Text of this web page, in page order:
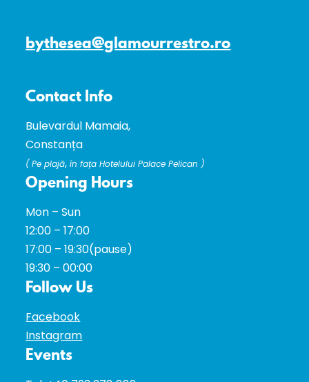
bythesea@glamourrestro.ro
Contact Info
Bulevardul Mamaia,
Constanța
(Pe plajă, în fața Hotelului Palace Pelican )
Opening Hours
Mon – Sun
12:00 – 17:00
17:00 – 19:30(pause)
19:30 – 00:00
Follow Us
Facebook
Instagram
Events